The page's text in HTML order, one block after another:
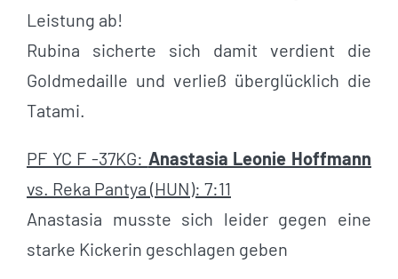
Leistung ab!
Rubina sicherte sich damit verdient die
Goldmedaille und verließ überglücklich die
Tatami.
PF YC F -37KG: Anastasia Leonie Hoffmann
vs. Reka Pantya (HUN): 7:11
Anastasia musste sich leider gegen eine
starke Kickerin geschlagen geben